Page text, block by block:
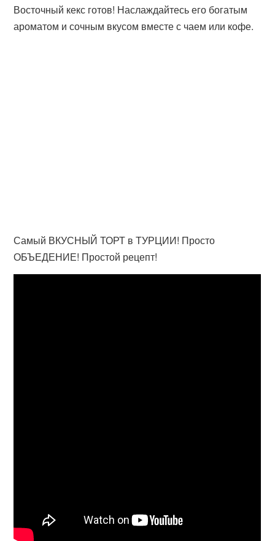
Восточный кекс готов! Наслаждайтесь его богатым
ароматом и сочным вкусом вместе с чаем или кофе.
Самый ВКУСНЫЙ ТОРТ в ТУРЦИИ! Просто
ОБЪЕДЕНИЕ! Простой рецепт!